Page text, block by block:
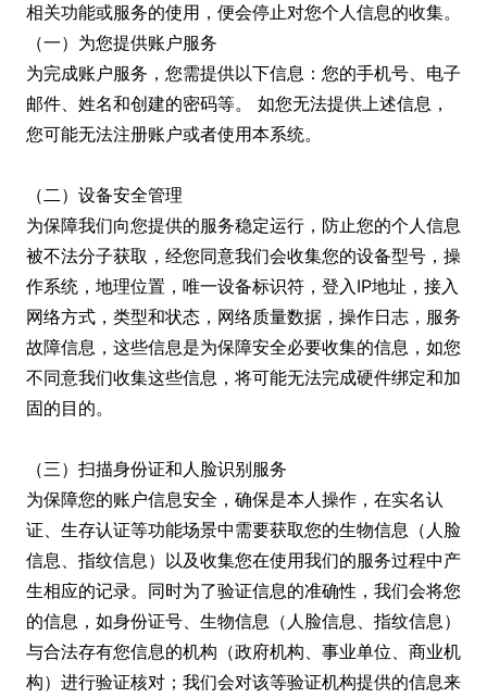
相关功能或服务的使用，便会停止对您个人信息的收集。
（一）为您提供账户服务
为完成账户服务，您需提供以下信息：您的手机号、电子
邮件、姓名和创建的密码等。 如您无法提供上述信息，
您可能无法注册账户或者使用本系统。
（二）设备安全管理
为保障我们向您提供的服务稳定运行，防止您的个人信息
被不法分子获取，经您同意我们会收集您的设备型号，操
作系统，地理位置，唯一设备标识符，登入IP地址，接入
网络方式，类型和状态，网络质量数据，操作日志，服务
故障信息，这些信息是为保障安全必要收集的信息，如您
不同意我们收集这些信息，将可能无法完成硬件绑定和加
固的目的。
（三）扫描身份证和人脸识别服务
为保障您的账户信息安全，确保是本人操作，在实名认
证、生存认证等功能场景中需要获取您的生物信息（人脸
信息、指纹信息）以及收集您在使用我们的服务过程中产
生相应的记录。同时为了验证信息的准确性，我们会将您
的信息，如身份证号、生物信息（人脸信息、指纹信息）
与合法存有您信息的机构（政府机构、事业单位、商业机
构）进行验证核对；我们会对该等验证机构提供的信息来